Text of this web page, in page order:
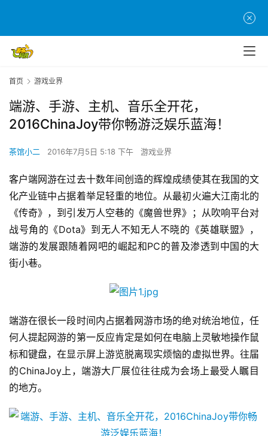
首页 游戏业界
端游、手游、主机、音乐全开花，
2016ChinaJoy带你畅游泛娱乐蓝海！
茶馆小二 2016年7月5日 5:18 下午 游戏业界
客户端网游在过去十数年间创造的辉煌成绩使其在我国的文
化产业链中占据着举足轻重的地位。从最初火遍大江南北的
《传奇》，到引发万人空巷的《魔兽世界》；从吹响平台对
战号角的《Dota》到无人不知无人不晓的《英雄联盟》，
端游的发展跟随着网吧的崛起和PC的普及渗透到中国的大
街小巷。
端游在很长一段时间内占据着网游市场的绝对统治地位，任
何人提起网游的第一反应肯定是如何在电脑上灵敏地操作鼠
标和键盘，在显示屏上游览脱离现实烦恼的虚拟世界。往届
的ChinaJoy上，端游大厂展位往往成为会场上最受人瞩目
的地方。